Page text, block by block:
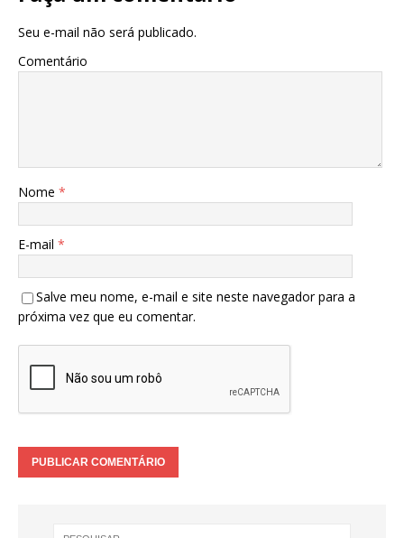
Seu e-mail não será publicado.
Comentário
Nome *
E-mail *
Salve meu nome, e-mail e site neste navegador para a
próxima vez que eu comentar.